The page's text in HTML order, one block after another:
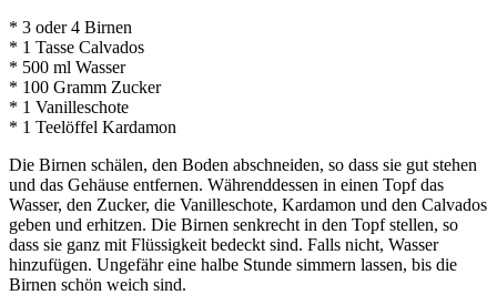
* 3 oder 4 Birnen
* 1 Tasse Calvados
* 500 ml Wasser
* 100 Gramm Zucker
* 1 Vanilleschote
* 1 Teelöffel Kardamon
Die Birnen schälen, den Boden abschneiden, so dass sie gut stehen
und das Gehäuse entfernen. Währenddessen in einen Topf das
Wasser, den Zucker, die Vanilleschote, Kardamon und den Calvados
geben und erhitzen. Die Birnen senkrecht in den Topf stellen, so
dass sie ganz mit Flüssigkeit bedeckt sind. Falls nicht, Wasser
hinzufügen. Ungefähr eine halbe Stunde simmern lassen, bis die
Birnen schön weich sind.